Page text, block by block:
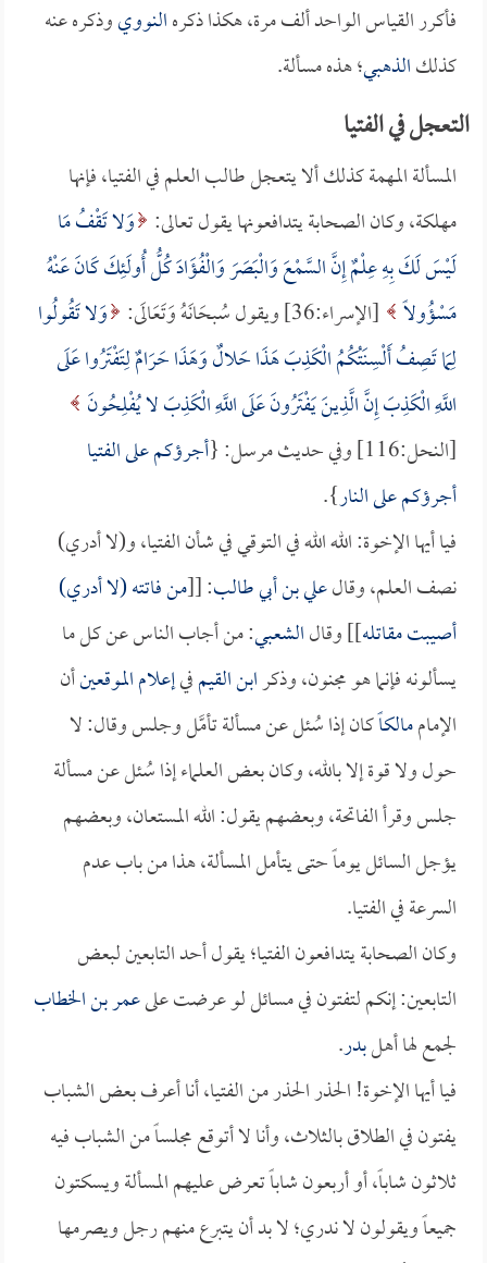
فأكرر القياس الواحد ألف مرة، هكذا ذكرهالنوويوذكره عنه
كذلكالذهبي؛ هذه مسألة.
التعجل في الفتيا
المسألة المهمة كذلك ألا يتعجل طالب العلم في الفتيا، فإنها
مهلكة، وكان الصحابة يتدافعونها يقول تعالى: وَلا تَقْفُ مَا
لَيْسَ لَكَ بِهِ عِلْمٌ إِنَّ السَّمْعَ وَالْبَصَرَ وَالْفُؤَادَ كُلُّ أُولَئِكَ كَانَ عَنْهُ
مَسْؤُولاً [الإسراء:36] ويقول سُبحَانَهُ وَتَعَالَى:
وَلا تَقُولُوا
لِمَا تَصِفُ أَلْسِنَتُكُمُ الْكَذِبَ هَذَا حَلالٌ وَهَذَا حَرَامٌ لِتَفْتَرُوا عَلَى
اللَّهِ الْكَذِبَ إِنَّ الَّذِينَ يَفْتَرُونَ عَلَى اللَّهِ الْكَذِبَ لا يُفْلِحُونَ
[النحل:116] وفي حديث مرسل: {
أجرؤكم على الفتيا
أجرؤكم على النار}.
فيا أيها الإخوة: الله الله في التوقي في شأن الفتيا، و(لا أدري)
نصف العلم، وقالعلي بن أبي طالب: [[من فاتته (لا أدري)
أصيبت مقاتله]] وقالالشعبي: من أجاب الناس عن كل ما
يسألونه فإنما هو مجنون، وذكرابن القيمفيإعلام الموقعينأن
الإماممالكاًكان إذا سُئل عن مسألة تأمَّل وجلس وقال: لا
حول ولا قوة إلا بالله، وكان بعض العلماء إذا سُئل عن مسألة
جلس وقرأ الفاتحة، وبعضهم يقول: الله المستعان، وبعضهم
يؤجل السائل يوماً حتى يتأمل المسألة، هذا من باب عدم
السرعة في الفتيا.
وكان الصحابة يتدافعون الفتيا؛ يقول أحد التابعين لبعض
التابعين: إنكم لتفتون في مسائل لو عرضت علىعمر بن الخطاب
لجمع لها أهلبدر.
فيا أيها الإخوة! الحذر الحذر من الفتيا، أنا أعرف بعض الشباب
يفتون في الطلاق بالثلاث، وأنا لا أتوقع مجلساً من الشباب فيه
ثلاثون شاباً، أو أربعون شاباً تعرض عليهم المسألة ويسكتون
جميعاً ويقولون لا ندري؛ لا بد أن يتبرع منهم رجل ويصرمها